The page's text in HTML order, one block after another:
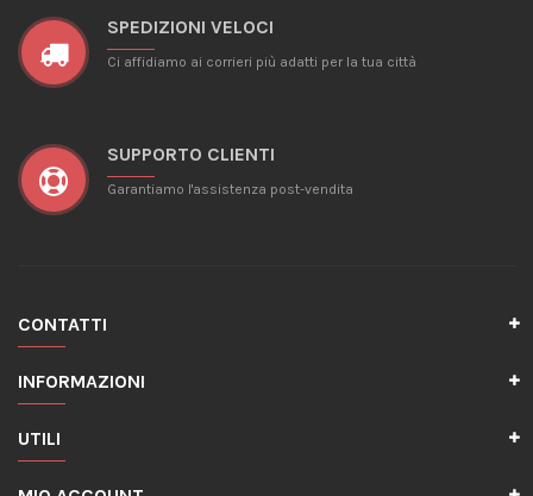
SPEDIZIONI VELOCI
Ci affidiamo ai corrieri più adatti per la tua città
SUPPORTO CLIENTI
Garantiamo l'assistenza post-vendita
CONTATTI
INFORMAZIONI
UTILI